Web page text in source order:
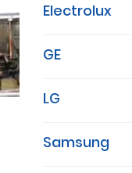
Electrolux
GE
LG
Samsung